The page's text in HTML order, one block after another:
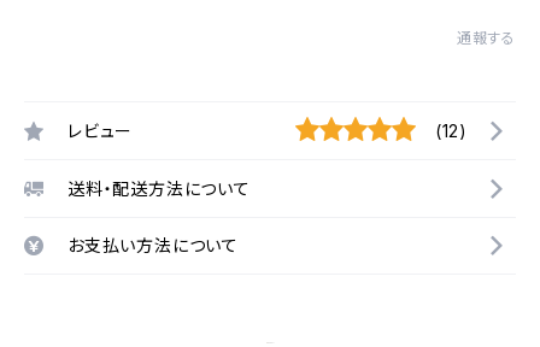
通報する
レビュー (12)
送料・配送方法について
お支払い方法について